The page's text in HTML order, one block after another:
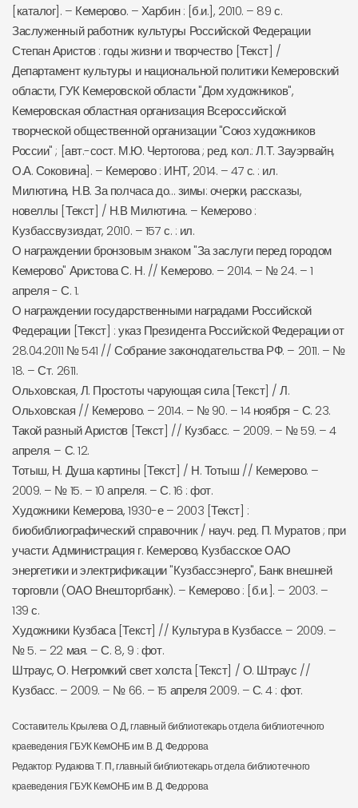
[каталог]. – Кемерово. – Харбин : [б.и.], 2010. – 89 с.
Заслуженный работник культуры Российской Федерации
Степан Аристов : годы жизни и творчество [Текст] /
Департамент культуры и национальной политики Кемеровский
области, ГУК Кемеровской области "Дом художников",
Кемеровская областная организация Всероссийской
творческой общественной организации "Союз художников
России" ; [авт.-сост. М.Ю. Чертогова ; ред. кол.: Л.Т. Зауэрвайн,
О.А. Соковина]. – Кемерово : ИНТ, 2014. – 47 с. : ил.
Милютина, Н.В. За полчаса до... зимы: очерки, рассказы,
новеллы [Текст] / Н.В Милютина. – Кемерово :
Кузбассвузиздат, 2010. – 157 с. : ил.
О награждении бронзовым знаком "За заслуги перед городом
Кемерово" Аристова С. Н. // Кемерово. – 2014. – № 24. – 1
апреля - С. 1.
О награждении государственными наградами Российской
Федерации [Текст] : указ Президента Российской Федерации от
28.04.2011 № 541 // Собрание законодательства РФ. – 2011. – №
18. – Ст. 2611.
Ольховская, Л. Простоты чарующая сила [Текст] / Л.
Ольховская // Кемерово. – 2014. – № 90. – 14 ноября - С. 23.
Такой разный Аристов [Текст] // Кузбасс. – 2009. – № 59. – 4
апреля. – С. 12.
Тотыш, Н. Душа картины [Текст] / Н. Тотыш // Кемерово. –
2009. – № 15. – 10 апреля. – С. 16 : фот.
Художники Кемерова, 1930-е – 2003 [Текст] :
биобиблиографический справочник / науч. ред. П. Муратов ; при
участи: Администрация г. Кемерово, Кузбасское ОАО
энергетики и электрификации "Кузбассэнерго", Банк внешней
торговли (ОАО Внешторгбанк). – Кемерово : [б.и.]. – 2003. –
139 с.
Художники Кузбаса [Текст] // Культура в Кузбассе. – 2009. –
№ 5. – 22 мая. – С. 8, 9 : фот.
Штраус, О. Негромкий свет холста [Текст] / О. Штраус //
Кузбасс. – 2009. – № 66. – 15 апреля 2009. – С. 4 : фот.
Составитель: Крылева О. Д., главный библиотекарь отдела библиотечного
краеведения ГБУК КемОНБ им. В. Д. Федорова
Редактор: Рудакова Т. П., главный библиотекарь отдела библиотечного
краеведения ГБУК КемОНБ им. В. Д. Федорова